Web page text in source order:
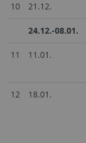
10 21.12.
24.12.-08.01.
11 11.01.
12 18.01.